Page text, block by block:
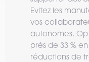
Evitez les
vos
autonomes.
près de 33 %
réductions de